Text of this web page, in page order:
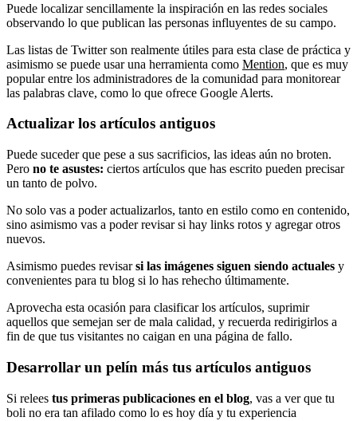
Puede localizar sencillamente la inspiración en las redes sociales
observando lo que publican las personas influyentes de su campo.
Las listas de Twitter son realmente útiles para esta clase de práctica y
asimismo se puede usar una herramienta como Mention, que es muy
popular entre los administradores de la comunidad para monitorear
las palabras clave, como lo que ofrece Google Alerts.
Actualizar los artículos antiguos
Puede suceder que pese a sus sacrificios, las ideas aún no broten.
Pero no te asustes: ciertos artículos que has escrito pueden precisar
un tanto de polvo.
No solo vas a poder actualizarlos, tanto en estilo como en contenido,
sino asimismo vas a poder revisar si hay links rotos y agregar otros
nuevos.
Asimismo puedes revisarsi las imágenes siguen siendo actuales y
convenientes para tu blog si lo has rehecho últimamente.
Aprovecha esta ocasión para clasificar los artículos, suprimir
aquellos que semejan ser de mala calidad, y recuerda redirigirlos a
fin de que tus visitantes no caigan en una página de fallo.
Desarrollar un pelín más tus artículos antiguos
Si relees tus primeras publicaciones en el blog, vas a ver que tu
boli no era tan afilado como lo es hoy día y tu experiencia